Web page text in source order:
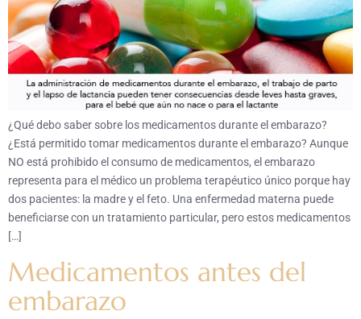
¿Qué debo saber sobre los medicamentos durante el embarazo?
¿Está permitido tomar medicamentos durante el embarazo? Aunque
NO está prohibido el consumo de medicamentos, el embarazo
representa para el médico un problema terapéutico único porque hay
dos pacientes: la madre y el feto. Una enfermedad materna puede
beneficiarse con un tratamiento particular, pero estos medicamentos
[…]
Medicamentos antes del
embarazo